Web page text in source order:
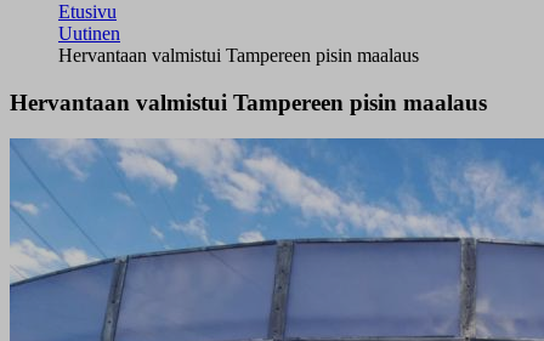
Etusivu
Uutinen
Hervantaan valmistui Tampereen pisin maalaus
Hervantaan valmistui Tampereen pisin maalaus